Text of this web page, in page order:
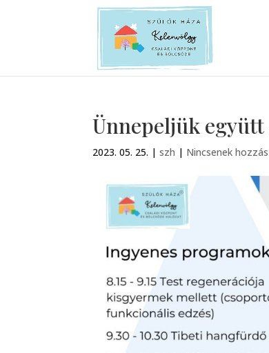
Ünnepeljük együtt
2023. 05. 25. |szh | Nincsenek